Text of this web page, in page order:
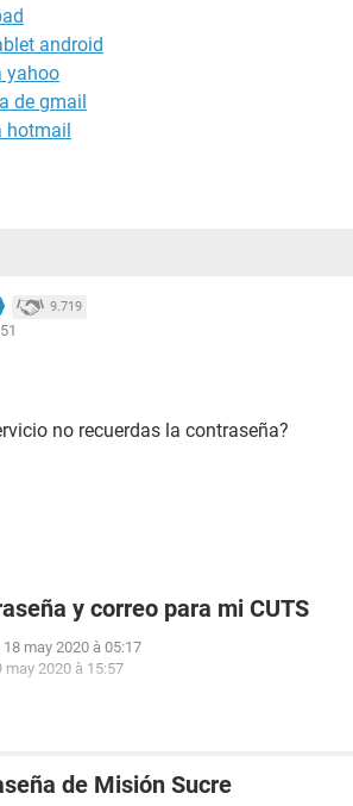
android
yahoo
de gmail
hotmail
9.719
no recuerdas la contraseña?
y correo para mi CUTS
18 may 2020 à 05:17
may 2020 à 15:57
de Misión Sucre